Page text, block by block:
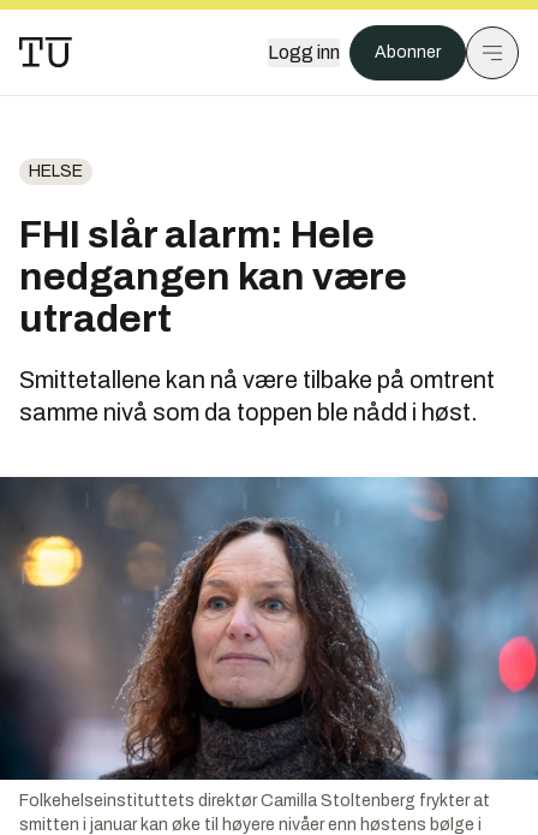
Logg inn Abonner
HELSE
FHI slår alarm: Hele
nedgangen kan være
utradert
Smittetallene kan nå være tilbake på omtrent
samme nivå som da toppen ble nådd i høst.
Folkehelseinstituttets direktør Camilla Stoltenberg frykter at
smitten i januar kan øke til høyere nivåer enn høstens bølge i